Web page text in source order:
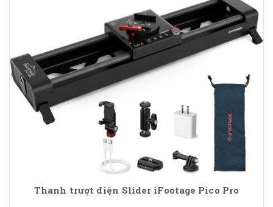
Thanh trượt điện Slider iFootage Pico Pro